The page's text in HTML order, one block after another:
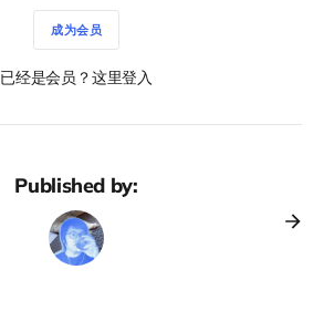
成为会员
已经是会员？这里登入
Published by: